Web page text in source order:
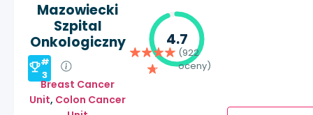
Mazowiecki
Szpital
Onkologiczny
#
3
Breast Cancer
Unit, Colon Cancer
4.7
(922
oceny)